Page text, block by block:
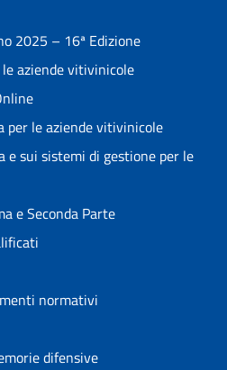
2025 – 16ª Edizione
aziende vitivinicole
per le aziende vitivinicole
e sui sistemi di gestione per le
e Seconda Parte
normativi
difensive